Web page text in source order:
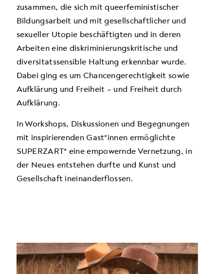
zusammen, die sich mit queerfeministischer
Bildungsarbeit und mit gesellschaftlicher und
sexueller Utopie beschäftigten und in deren
Arbeiten eine diskriminierungskritische und
diversitatssensible Haltung erkennbar wurde.
Dabei ging es um Chancengerechtigkeit sowie
Aufklärung und Freiheit – und Freiheit durch
Aufklärung.
In Workshops, Diskussionen und Begegnungen
mit inspirierenden Gast*innen ermöglichte
SUPERZART* eine empowernde Vernetzung, in
der Neues entstehen durfte und Kunst und
Gesellschaft ineinanderflossen.